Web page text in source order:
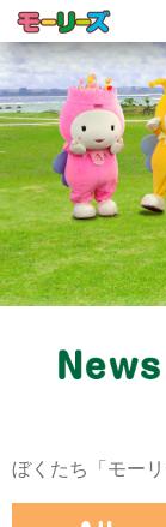
ぼくたち「モー